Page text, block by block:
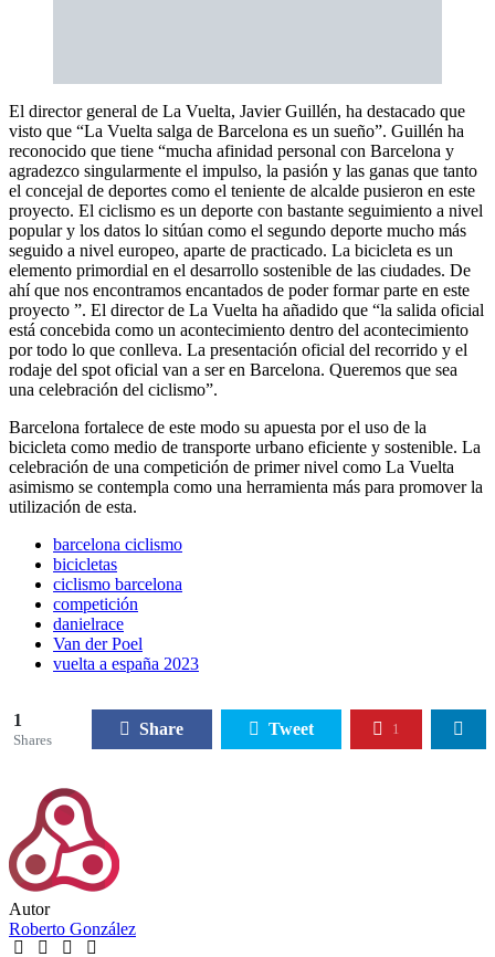
El director general de La Vuelta, Javier Guillén, ha destacado que
visto que “La Vuelta salga de Barcelona es un sueño”. Guillén ha
reconocido que tiene “mucha afinidad personal con Barcelona y
agradezco singularmente el impulso, la pasión y las ganas que tanto
el concejal de deportes como el teniente de alcalde pusieron en este
proyecto. El ciclismo es un deporte con bastante seguimiento a nivel
popular y los datos lo sitúan como el segundo deporte mucho más
seguido a nivel europeo, aparte de practicado. La bicicleta es un
elemento primordial en el desarrollo sostenible de las ciudades. De
ahí que nos encontramos encantados de poder formar parte en este
proyecto ”. El director de La Vuelta ha añadido que “la salida oficial
está concebida como un acontecimiento dentro del acontecimiento
por todo lo que conlleva. La presentación oficial del recorrido y el
rodaje del spot oficial van a ser en Barcelona. Queremos que sea
una celebración del ciclismo”.
Barcelona fortalece de este modo su apuesta por el uso de la
bicicleta como medio de transporte urbano eficiente y sostenible. La
celebración de una competición de primer nivel como La Vuelta
asimismo se contempla como una herramienta más para promover la
utilización de esta.
barcelona ciclismo
bicicletas
ciclismo barcelona
competición
danielrace
Van der Poel
vuelta a españa 2023
1
Shares
Share Tweet 1
Autor
Roberto González